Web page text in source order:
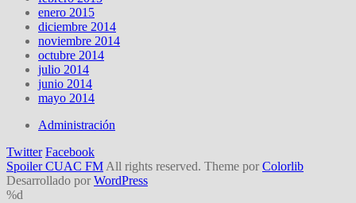
enero 2015
diciembre 2014
noviembre 2014
octubre 2014
julio 2014
junio 2014
mayo 2014
Administración
Twitter Facebook
Spoiler CUAC FM All rights reserved. Theme por Colorlib
Desarrollado por WordPress
%d